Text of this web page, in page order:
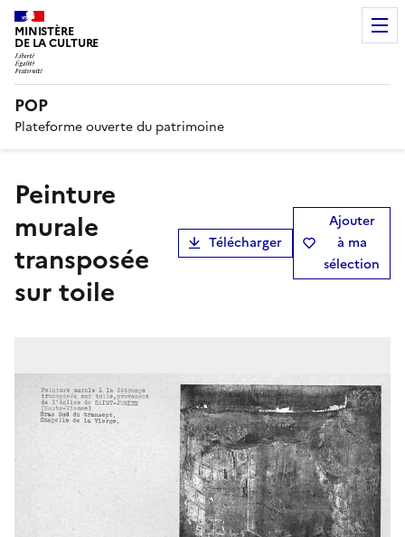
MINISTÈRE
DE LA CULTURE
POP
Plateforme ouverte du patrimoine
Peinture
murale
transposée
sur toile
Télécharger
Ajouter
à ma
sélection